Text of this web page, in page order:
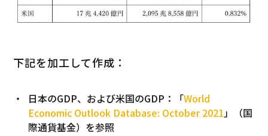
下記を加工して作成：
日本のGDP、および米国のGDP：「World
Economic Outlook Database: October 2021 」（国
際通貨基金）を参照